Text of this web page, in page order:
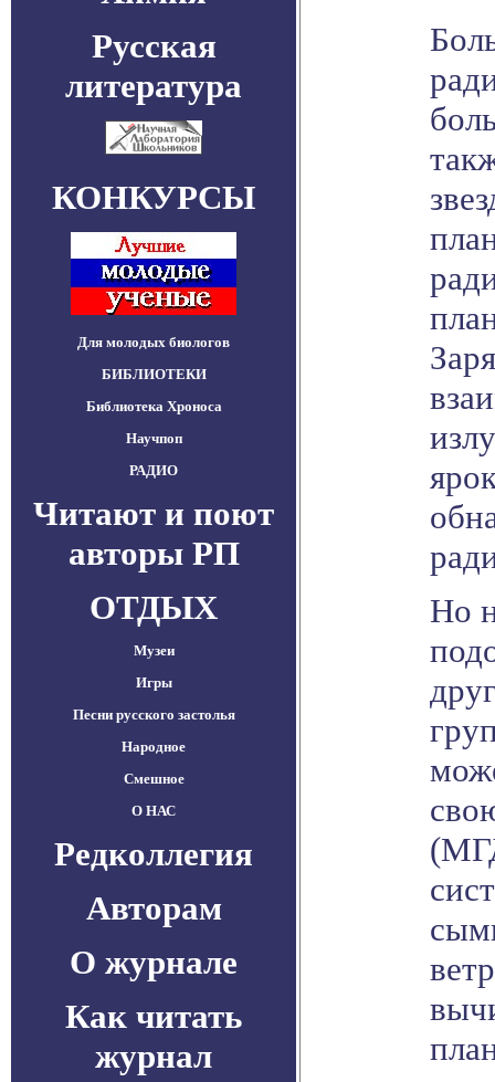
Русская
литература
КОНКУРСЫ
Для молодых биологов
БИБЛИОТЕКИ
Библиотека Хроноса
Научпоп
РАДИО
Читают и поют
авторы РП
ОТДЫХ
Музеи
Игры
Песни русского застолья
Народное
Смешное
О НАС
Редколлегия
Авторам
О журнале
Как читать
журнал
Но